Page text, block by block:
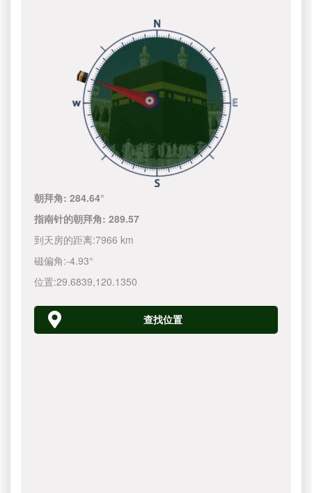
朝拜角:284.64°
指南针的朝拜角:289.57
到天房的距离:7966 km
磁偏角:-4.93°
位置:29.6839,120.1350
查找位置